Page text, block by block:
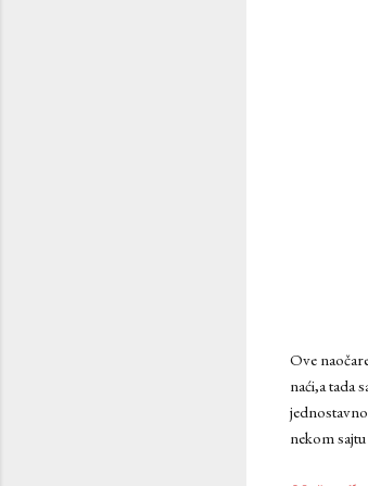
Ove
naći,a tada
nekom